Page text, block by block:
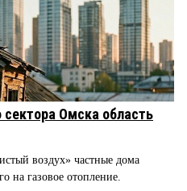
Омска область
воздух» частные дома
на газовое отопление.